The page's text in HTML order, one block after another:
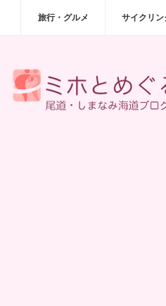
旅行・グルメ サイクリン